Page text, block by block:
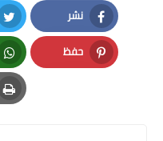
نشر
Facebook
حفظ
Pinterest